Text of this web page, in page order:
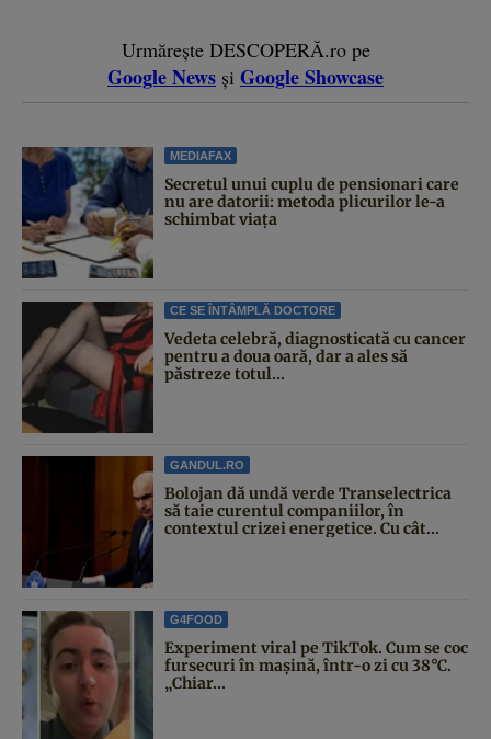
Urmărește DESCOPERĂ.ro pe
Google News și Google Showcase
MEDIAFAX
Secretul unui cuplu de pensionari care
nu are datorii: metoda plicurilor le-a
schimbat viața
CE SE ÎNTÂMPLĂ DOCTORE
Vedeta celebră, diagnosticată cu cancer
pentru a doua oară, dar a ales să
păstreze totul...
GANDUL.RO
Bolojan dă undă verde Transelectrica
să taie curentul companiilor, în
contextul crizei energetice. Cu cât...
G4FOOD
Experiment viral pe TikTok. Cum se coc
fursecuri în mașină, într-o zi cu 38°C.
„Chiar...